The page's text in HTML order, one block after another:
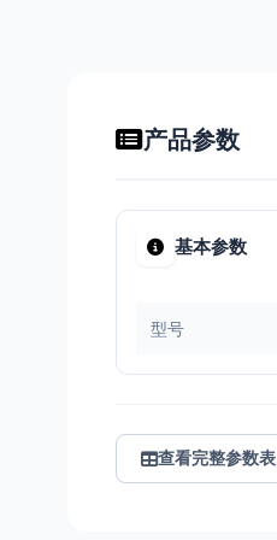
产品参数
基本参数
型号
查看完整参数表